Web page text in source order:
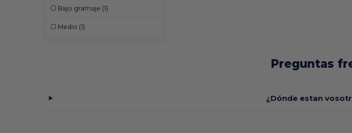
Bajo gramaje (1)
Medio (1)
Preguntas
¿Dónde estan